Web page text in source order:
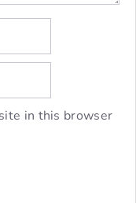
in this browser